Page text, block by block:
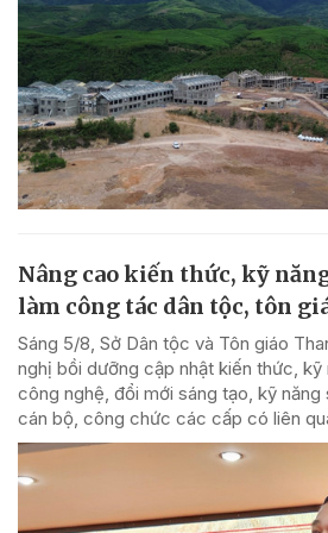
Nâng cao kiến thức, kỹ
làm công tác dân tộc, tôn
Sáng 5/8, Sở Dân tộc và Tôn giáo
nghị bồi dưỡng cập nhật kiến thức, kỹ
công nghệ, đổi mới sáng tạo, kỹ
cán bộ, công chức các cấp có liên